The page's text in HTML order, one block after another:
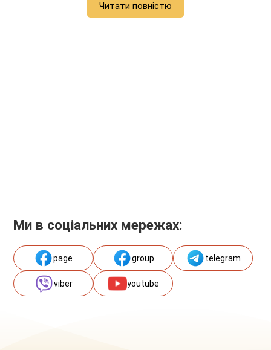
Читати повністю
Ми в соціальних мережах:
page group telegram
viber youtube